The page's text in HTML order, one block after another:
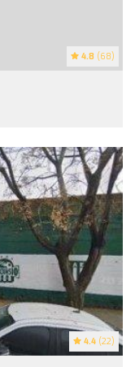
4.8 (68)
4.4 (22)